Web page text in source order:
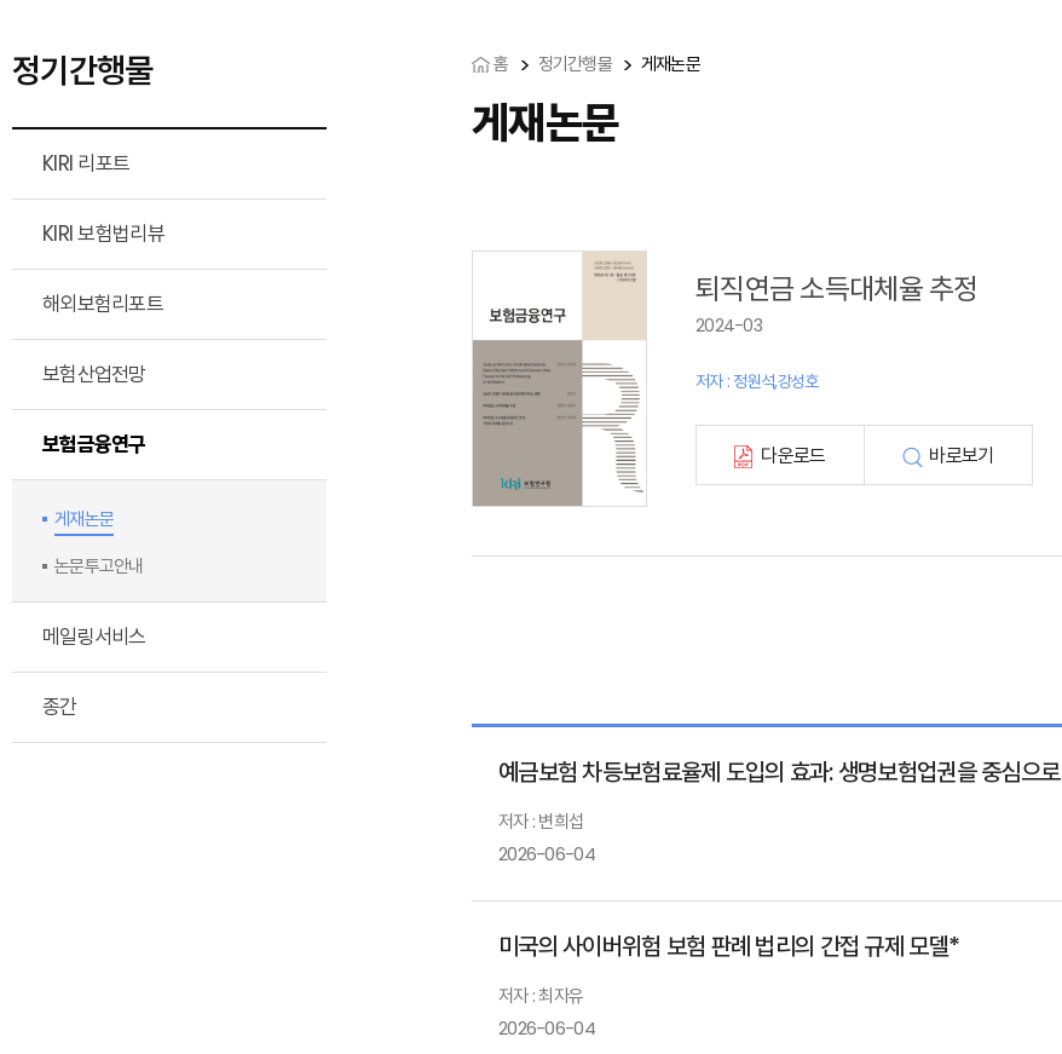
정기간행물
KIRI 리포트
KIRI 보험법리뷰
해외보험리포트
보험산업전망
보험금융연구
게재논문
논문투고안내
메일링서비스
종간
홈 정기간행물 게재논문
게재논문
퇴직연금 소득대체율 추정
2024-03
저자 : 정원석,강성호
다운로드 바로보기
예금보험 차등보험료율제 도입의 효과: 생명보험업권을 중심으로
저자 : 변희섭
2026-06-04
미국의 사이버위험 보험 판례 법리의 간접 규제 모델*
저자 : 최자유
2026-06-04